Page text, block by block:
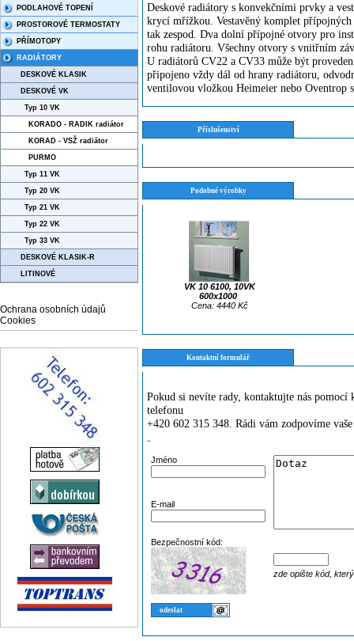
PODLAHOVÉ TOPENÍ
PROSTOROVÉ TERMOSTATY
PŘÍMOTOPY
RADIÁTORY
DESKOVÉ KLASIK
DESKOVÉ VK
Typ 10 VK
KORADO - RADIK radiátor
KORAD - VSŽ radiátor
PURMO
Typ 11 VK
Typ 20 VK
Typ 21 VK
Typ 22 VK
Typ 33 VK
DESKOVÉ KLASIK-R
LITINOVÉ
Ochrana osobních údajů
Cookies
Deskové radiátory s konvekčními prvky a
krycí mřížkou. Vestavěný komplet
tak zespod. Dva dolní přípojné otvory pro
rohu radiátoru. Všechny otvory s vnitřním
U radiátorů CV22 a CV33 může být
připojeno vždy dál od hrany radiátoru,
ventilovou vložkou Heimeier nebo Oventrop
Příslušenství
Podobné výrobky
VK 10 6100, 10VK
600x1000
Cena: 4440 Kč
Kontaktní formulář
Pokud si nevíte rady, kontaktujte nás
telefonu
+420 602 315 348. Rádi vám zodpovíme
¨
Jméno
E-mail
Bezpečnostní kód:
zde opište kód,